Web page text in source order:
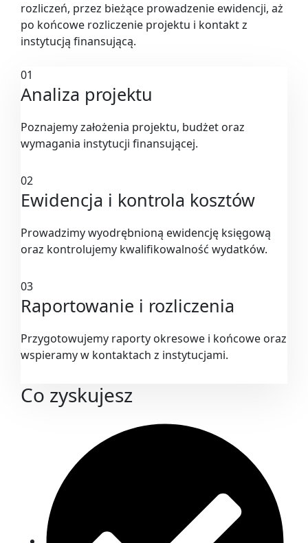
rozliczeń, przez bieżące prowadzenie ewidencji, aż
po końcowe rozliczenie projektu i kontakt z
instytucją finansującą.
01
Analiza projektu
Poznajemy założenia projektu, budżet oraz
wymagania instytucji finansującej.
02
Ewidencja i kontrola kosztów
Prowadzimy wyodrębnioną ewidencję księgową
oraz kontrolujemy kwalifikowalność wydatków.
03
Raportowanie i rozliczenia
Przygotowujemy raporty okresowe i końcowe oraz
wspieramy w kontaktach z instytucjami.
Co zyskujesz